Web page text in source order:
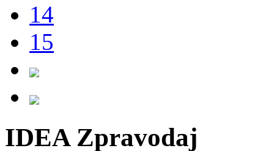
14
15
IDEA Zpravodaj